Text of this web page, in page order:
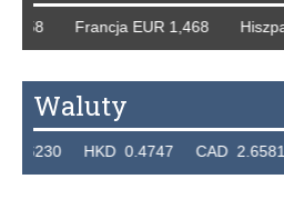
EUR 1,468 Hiszpania
Waluty
HKD 0.4747 CAD 2.6581